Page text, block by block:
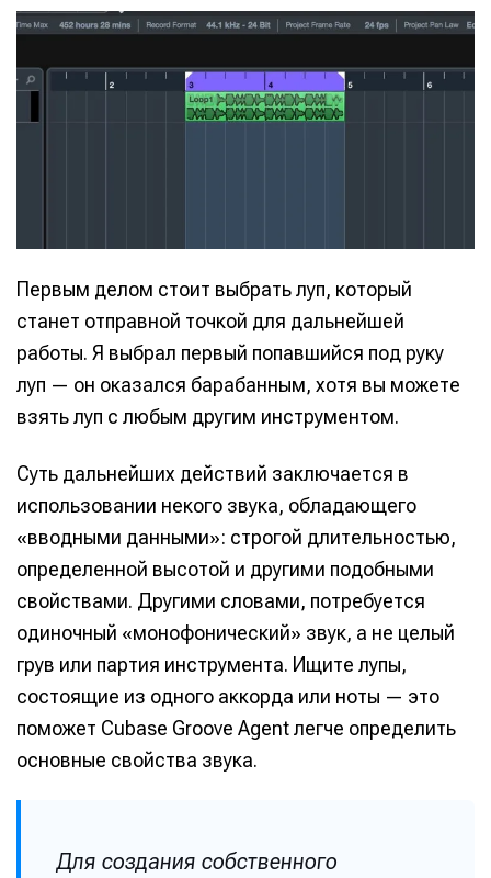
Первым делом стоит выбрать луп, который
станет отправной точкой для дальнейшей
работы. Я выбрал первый попавшийся под руку
луп — он оказался барабанным, хотя вы можете
взять луп с любым другим инструментом.
Суть дальнейших действий заключается в
использовании некого звука, обладающего
«вводными данными»: строгой длительностью,
определенной высотой и другими подобными
свойствами. Другими словами, потребуется
одиночный «монофонический» звук, а не целый
грув или партия инструмента. Ищите лупы,
состоящие из одного аккорда или ноты — это
поможет Cubase Groove Agent легче определить
основные свойства звука.
Для создания собственного